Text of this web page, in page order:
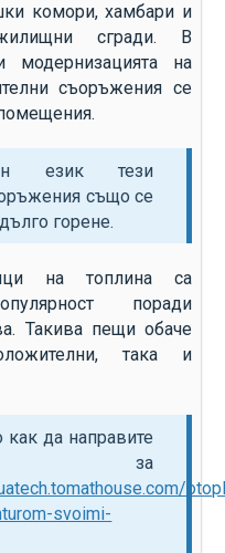
комори, хамбари и
сгради. В
модернизацията на
съоръжения се
език тези
също се
горене.
на топлина са
поради
Такива пещи обаче
така и
как да направите
за
svoimi-